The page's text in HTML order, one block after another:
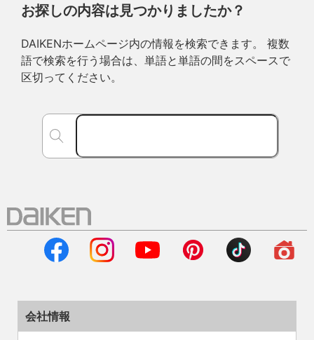
お探しの内容は見つかりましたか？
DAIKENホームページ内の情報を検索できます。 複数
語で検索を行う場合は、単語と単語の間をスペースで
区切ってください。
会社情報